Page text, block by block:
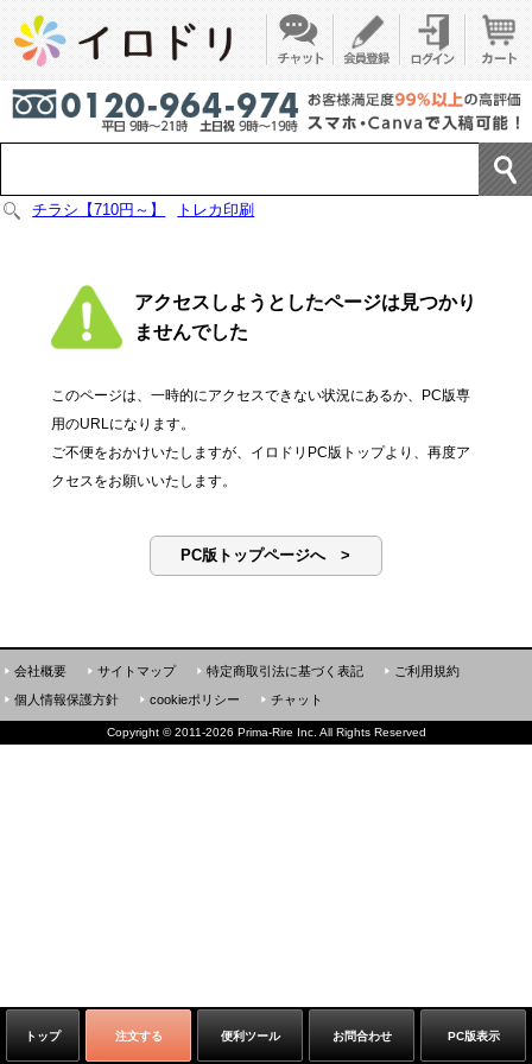
チラシ【710円～】 トレカ印刷
アクセスしようとしたページは見つかり
ませんでした
このページは、一時的にアクセスできない状況にあるか、PC版専
用のURLになります。
ご不便をおかけいたしますが、イロドリPC版トップより、再度ア
クセスをお願いいたします。
PC版トップページへ >
トップ 注文する 便利ツール お問合わせ PC版表示
会社概要 サイトマップ 特定商取引法に基づく表記
ご利用規約
個人情報保護方針
cookieポリシー チャット
Copyright ©2011-2026 Prima-Rire Inc. All Rights Reserved